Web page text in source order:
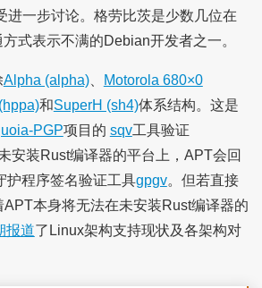
进一步讨论。格劳比茨是少数几位在
式表示不满的Debian开发者之一。
Alpha (alpha)、
Motorola 680×0
和SuperH (sh4)体系结构。这是
PGP项目的 sqv工具验证
安装Rust编译器的平台上，APT会回
护程序签名验证工具gpgv。但若直接
本身将无法在未安装Rust编译器的
报道了Linux架构支持现状及各架构对